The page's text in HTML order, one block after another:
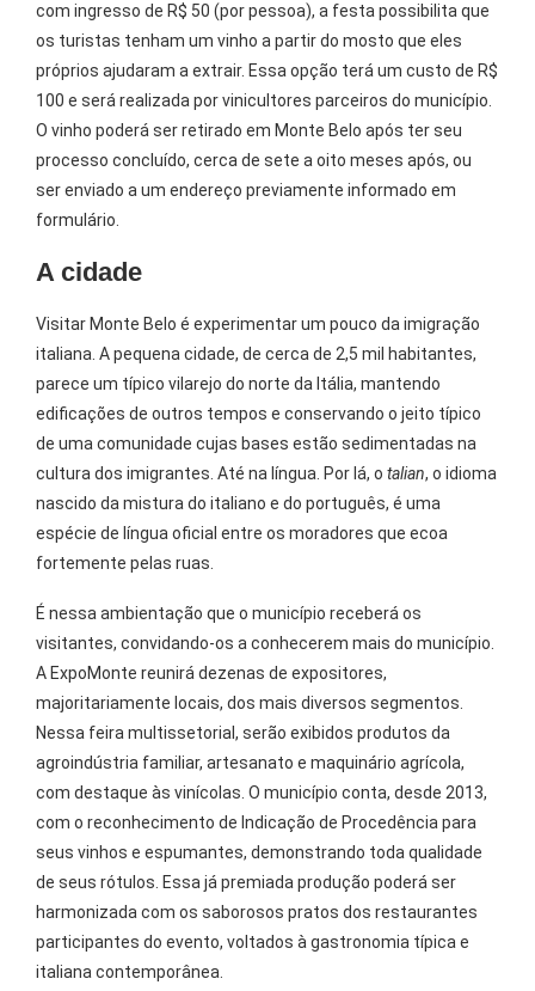
com ingresso de R$ 50 (por pessoa), a festa possibilita que
os turistas tenham um vinho a partir do mosto que eles
próprios ajudaram a extrair. Essa opção terá um custo de R$
100 e será realizada por vinicultores parceiros do município.
O vinho poderá ser retirado em Monte Belo após ter seu
processo concluído, cerca de sete a oito meses após, ou
ser enviado a um endereço previamente informado em
formulário.
A cidade
Visitar Monte Belo é experimentar um pouco da imigração
italiana. A pequena cidade, de cerca de 2,5 mil habitantes,
parece um típico vilarejo do norte da Itália, mantendo
edificações de outros tempos e conservando o jeito típico
de uma comunidade cujas bases estão sedimentadas na
cultura dos imigrantes. Até na língua. Por lá, o talian, o idioma
nascido da mistura do italiano e do português, é uma
espécie de língua oficial entre os moradores que ecoa
fortemente pelas ruas.
É nessa ambientação que o município receberá os
visitantes, convidando-os a conhecerem mais do município.
A ExpoMonte reunirá dezenas de expositores,
majoritariamente locais, dos mais diversos segmentos.
Nessa feira multissetorial, serão exibidos produtos da
agroindústria familiar, artesanato e maquinário agrícola,
com destaque às vinícolas. O município conta, desde 2013,
com o reconhecimento de Indicação de Procedência para
seus vinhos e espumantes, demonstrando toda qualidade
de seus rótulos. Essa já premiada produção poderá ser
harmonizada com os saborosos pratos dos restaurantes
participantes do evento, voltados à gastronomia típica e
italiana contemporânea.